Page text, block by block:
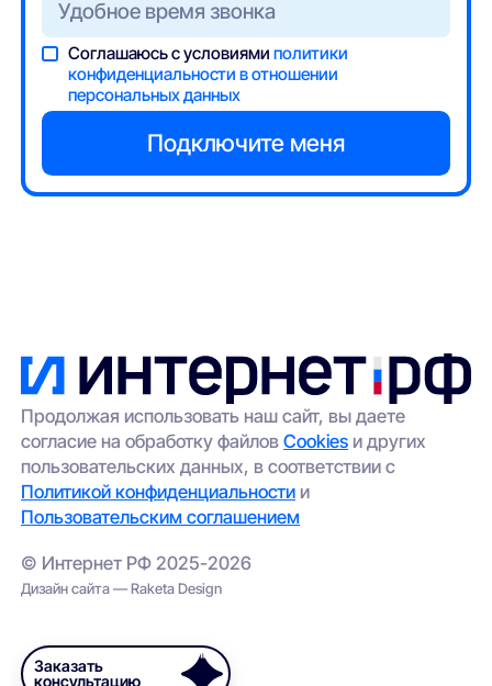
Соглашаюсь с условиямиполитики
конфиденциальности в отношении
персональных данных
Продолжая использовать наш сайт, вы даете
согласие на обработку файловCookies и других
пользовательских данных, в соответствии с
Политикой конфиденциальности и
Пользовательским соглашением
© Интернет РФ 2025-2026
Дизайн сайта — Raketa Design
Заказать
консультацию